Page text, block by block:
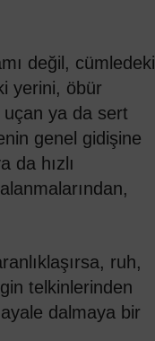
değil, cümledeki
yerini, öbür
uçan ya da sert
genel gidişine
da hızlı
ruh,
telkinlerinden
dalmaya bir